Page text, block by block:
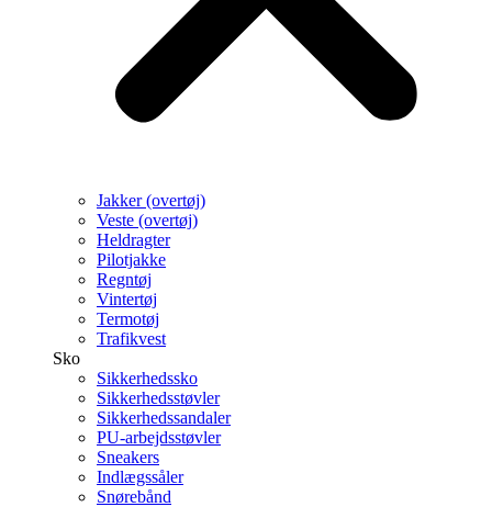
Jakker (overtøj)
Veste (overtøj)
Heldragter
Pilotjakke
Regntøj
Vintertøj
Termotøj
Trafikvest
Sko
Sikkerhedssko
Sikkerhedsstøvler
Sikkerhedssandaler
PU-arbejdsstøvler
Sneakers
Indlægssåler
Snørebånd